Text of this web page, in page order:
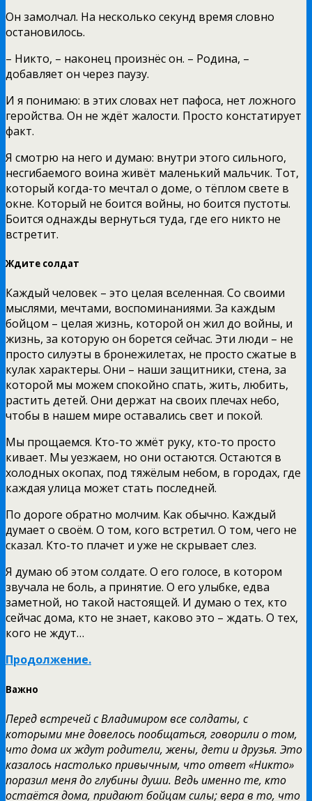
Он замолчал. На несколько секунд время словно
остановилось.
– Никто, – наконец произнёс он. – Родина, –
добавляет он через паузу.
И я понимаю: в этих словах нет пафоса, нет ложного
геройства. Он не ждёт жалости. Просто констатирует
факт.
Я смотрю на него и думаю: внутри этого сильного,
несгибаемого воина живёт маленький мальчик. Тот,
который когда-то мечтал о доме, о тёплом свете в
окне. Который не боится войны, но боится пустоты.
Боится однажды вернуться туда, где его никто не
встретит.
Ждите солдат
Каждый человек – это целая вселенная. Со своими
мыслями, мечтами, воспоминаниями. За каждым
бойцом – целая жизнь, которой он жил до войны, и
жизнь, за которую он борется сейчас. Эти люди – не
просто силуэты в бронежилетах, не просто сжатые в
кулак характеры. Они – наши защитники, стена, за
которой мы можем спокойно спать, жить, любить,
растить детей. Они держат на своих плечах небо,
чтобы в нашем мире оставались свет и покой.
Мы прощаемся. Кто-то жмёт руку, кто-то просто
кивает. Мы уезжаем, но они остаются. Остаются в
холодных окопах, под тяжёлым небом, в городах, где
каждая улица может стать последней.
По дороге обратно молчим. Как обычно. Каждый
думает о своём. О том, кого встретил. О том, чего не
сказал. Кто-то плачет и уже не скрывает слез.
Я думаю об этом солдате. О его голосе, в котором
звучала не боль, а принятие. О его улыбке, едва
заметной, но такой настоящей. И думаю о тех, кто
сейчас дома, кто не знает, каково это – ждать. О тех,
кого не ждут…
Продолжение.
Важно
Перед встречей с Владимиром все солдаты, с
которыми мне довелось пообщаться, говорили о том,
что дома их ждут родители, жены, дети и друзья. Это
казалось настолько привычным, что ответ «Никто»
поразил меня до глубины души. Ведь именно те, кто
остаётся дома, придают бойцам силы; вера в то, что